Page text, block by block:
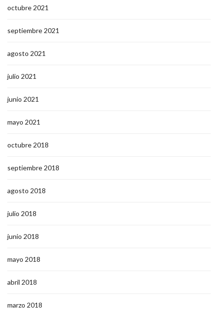
octubre 2021
septiembre 2021
agosto 2021
julio 2021
junio 2021
mayo 2021
octubre 2018
septiembre 2018
agosto 2018
julio 2018
junio 2018
mayo 2018
abril 2018
marzo 2018